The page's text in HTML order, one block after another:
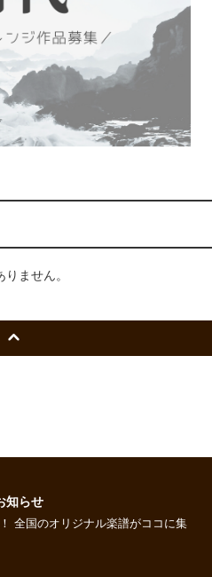
ません。
知らせ
全国のオリジナル楽譜がココに集